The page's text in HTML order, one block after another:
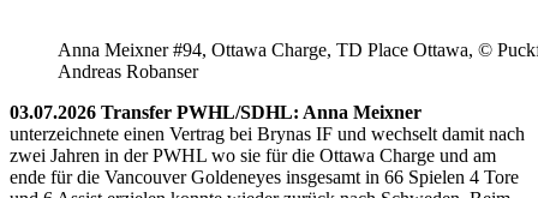
Anna Meixner #94, Ottawa Charge, TD Place Ottawa, ©
Andreas Robanser
03.07.2026 Transfer PWHL/SDHL: Anna Meixner
unterzeichnete einen Vertrag bei Brynas IF und wechselt damit nach
zwei Jahren in der PWHL wo sie für die Ottawa Charge und am
ende für die Vancouver Goldeneyes insgesamt in 66 Spielen 4 Tore